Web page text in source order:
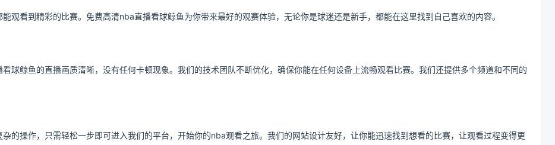
观看到精彩的比赛。免费高清nba直播看球鲸鱼为你带来最好的观赛体验，无论你是球迷还是新手，都能在这里找到自己喜欢的内容。
球鲸鱼的直播画质清晰，没有任何卡顿现象。我们的技术团队不断优化，确保你能在任何设备上流畅观看比赛。我们还提供多个频道和不同的
的操作，只需轻松一步即可进入我们的平台，开始你的nba观看之旅。我们的网站设计友好，让你能迅速找到想看的比赛，让观看过程变得更